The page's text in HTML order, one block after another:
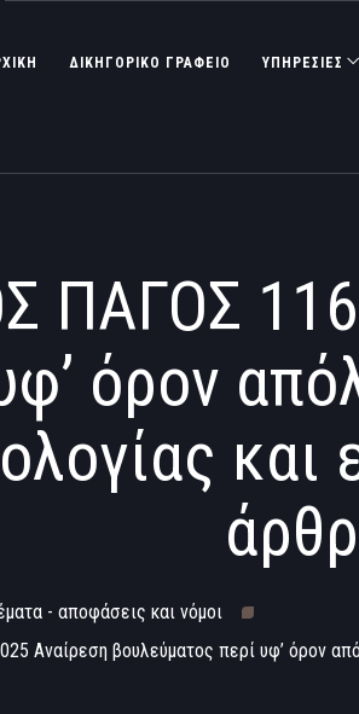
ΔΙΚΗΓΟΡΙΚΟ ΓΡΑΦΕΙΟ ΥΠΗΡΕΣΙΕΣ
ΠΑΓΟΣ
όρον
- αποφάσεις και νόμοι
Αναίρεση βουλεύματος περί υφ’ όρον